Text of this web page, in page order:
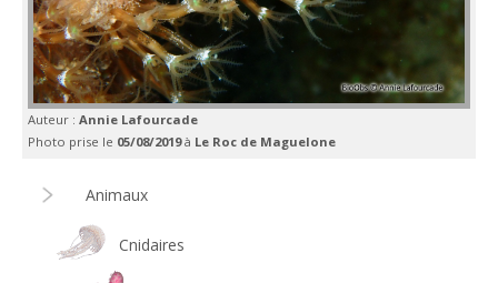
Auteur : Annie Lafourcade
Photo prise le 05/08/2019à Le Roc de Maguelone
Animaux
Cnidaires